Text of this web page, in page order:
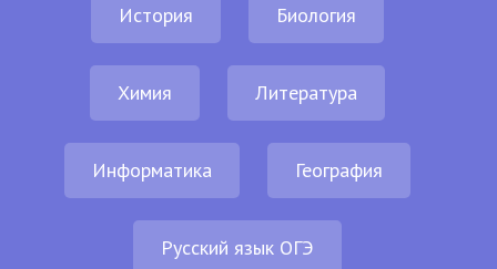
История Биология
Химия Литература
Информатика География
Русский язык ОГЭ